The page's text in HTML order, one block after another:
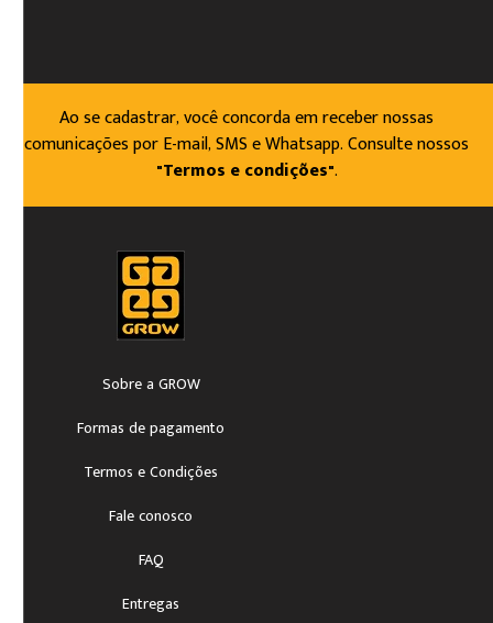
Ao se cadastrar, você concorda em receber nossas
comunicações por E-mail, SMS e Whatsapp. Consulte nossos
"Termos e condições".
Sobre a GROW
Formas de pagamento
Termos e Condições
Fale conosco
FAQ
Entregas